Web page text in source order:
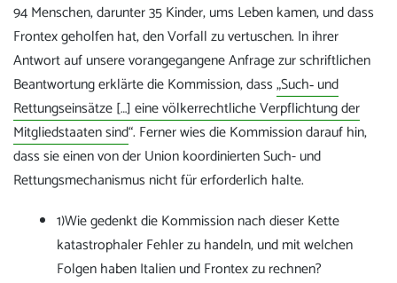
94 Menschen, darunter 35 Kinder, ums Leben kamen, und dass
Frontex geholfen hat, den Vorfall zu vertuschen. In ihrer
Antwort auf unsere vorangegangene Anfrage zur schriftlichen
Beantwortung erklärte die Kommission, dass„Such‐ und
Rettungseinsätze […] eine völkerrechtliche Verpflichtung der
Mitgliedstaaten sind“. Ferner wies die Kommission darauf hin,
dass sie einen von der Union koordinierten Such- und
Rettungsmechanismus nicht für erforderlich halte.
1)Wie gedenkt die Kommission nach dieser Kette
katastrophaler Fehler zu handeln, und mit welchen
Folgen haben Italien und Frontex zu rechnen?